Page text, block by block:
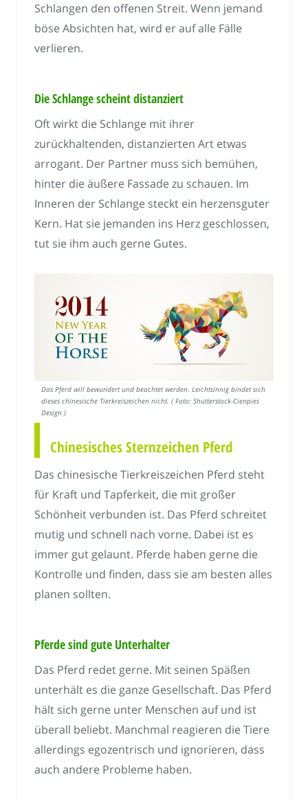
Schlangen den offenen Streit. Wenn jemand
böse Absichten hat, wird er auf alle Fälle
verlieren.
Die Schlange scheint distanziert
Oft wirkt die Schlange mit ihrer
zurückhaltenden, distanzierten Art etwas
arrogant. Der Partner muss sich bemühen,
hinter die äußere Fassade zu schauen. Im
Inneren der Schlange steckt ein herzensguter
Kern. Hat sie jemanden ins Herz geschlossen,
tut sie ihm auch gerne Gutes.
Das Pferd will bewundert und beachtet werden. Leichtsinnig bindet sich
dieses chinesische Tierkreiszeichen nicht. ( Foto: Shutterstock-Cienpies
Design )
Chinesisches Sternzeichen Pferd
Das chinesische Tierkreiszeichen Pferd steht
für Kraft und Tapferkeit, die mit großer
Schönheit verbunden ist. Das Pferd schreitet
mutig und schnell nach vorne. Dabei ist es
immer gut gelaunt. Pferde haben gerne die
Kontrolle und finden, dass sie am besten alles
planen sollten.
Pferde sind gute Unterhalter
Das Pferd redet gerne. Mit seinen Späßen
unterhält es die ganze Gesellschaft. Das Pferd
hält sich gerne unter Menschen auf und ist
überall beliebt. Manchmal reagieren die Tiere
allerdings egozentrisch und ignorieren, dass
auch andere Probleme haben.